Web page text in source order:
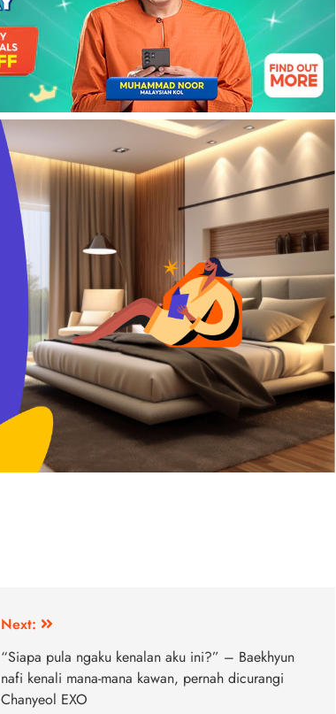
Next:
“Siapa pula ngaku kenalan aku ini?” – Baekhyun
nafi kenali mana-mana kawan, pernah dicurangi
Chanyeol EXO